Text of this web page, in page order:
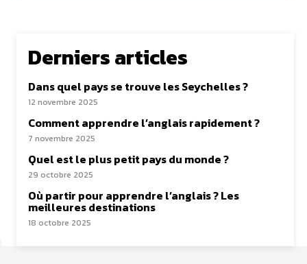
Derniers articles
Dans quel pays se trouve les Seychelles ?
12 novembre 2025
Comment apprendre l’anglais rapidement ?
7 novembre 2025
Quel est le plus petit pays du monde ?
29 octobre 2025
Où partir pour apprendre l’anglais ? Les
meilleures destinations
18 octobre 2025